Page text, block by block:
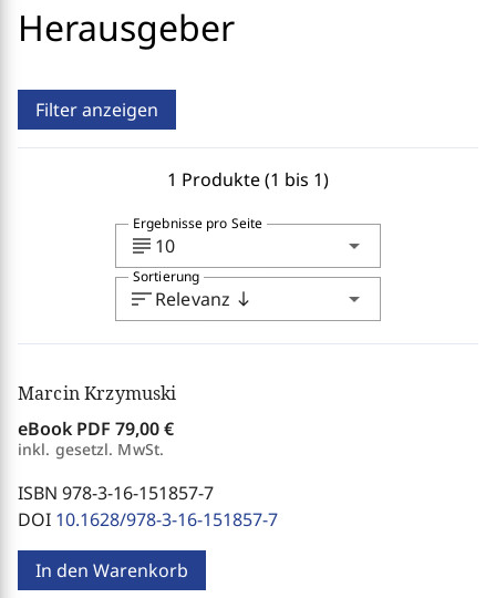
Herausgeber
Filter anzeigen
1 Produkte (1 bis 1)
subject 10 arrow_drop_down
Ergebnisse pro Seite
sortRelevanz south arrow_drop_down
Sortierung
Marcin Krzymuski
eBook PDF 79,00 €
inkl. gesetzl. MwSt.
ISBN 978-3-16-151857-7
DOI 10.1628/978-3-16-151857-7
In den Warenkorb